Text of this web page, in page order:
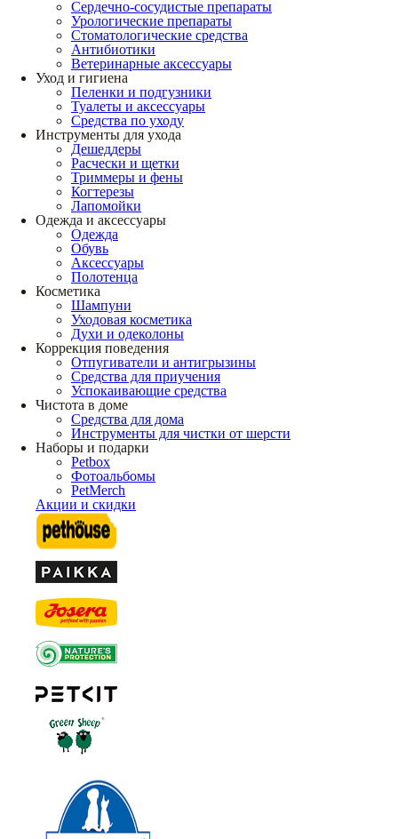
Сердечно-сосудистые препараты
Урологические препараты
Стоматологические средства
Антибиотики
Ветеринарные аксессуары
Уход и гигиена
Пеленки и подгузники
Туалеты и аксессуары
Средства по уходу
Инструменты для ухода
Дешеддеры
Расчески и щетки
Триммеры и фены
Когтерезы
Лапомойки
Одежда и аксессуары
Одежда
Обувь
Аксессуары
Полотенца
Косметика
Шампуни
Уходовая косметика
Духи и одеколоны
Коррекция поведения
Отпугиватели и антигрызины
Средства для приучения
Успокаивающие средства
Чистота в доме
Средства для дома
Инструменты для чистки от шерсти
Наборы и подарки
Petbox
Фотоальбомы
PetMerch
Акции и скидки